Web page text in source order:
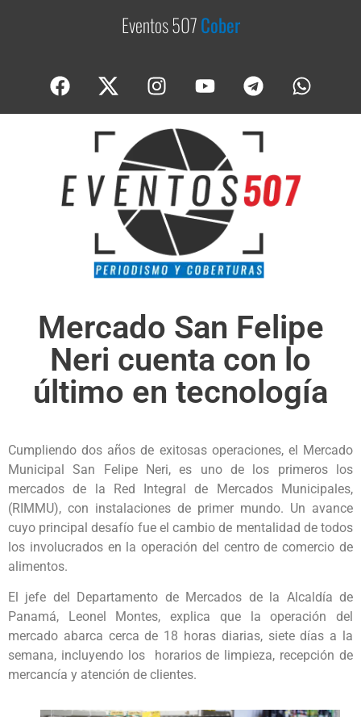
Eventos 507Cobertur
Mercado San Felipe
Neri cuenta con lo
último en tecnología
Cumpliendo dos años de exitosas operaciones, el Mercado
Municipal San Felipe Neri, es uno de los primeros los
mercados de la Red Integral de Mercados Municipales,
(RIMMU), con instalaciones de primer mundo. Un avance
cuyo principal desafío fue el cambio de mentalidad de todos
los involucrados en la operación del centro de comercio de
alimentos.
El jefe del Departamento de Mercados de la Alcaldía de
Panamá, Leonel Montes, explica que la operación del
mercado abarca cerca de 18 horas diarias, siete días a la
semana, incluyendo los horarios de limpieza, recepción de
mercancía y atención de clientes.